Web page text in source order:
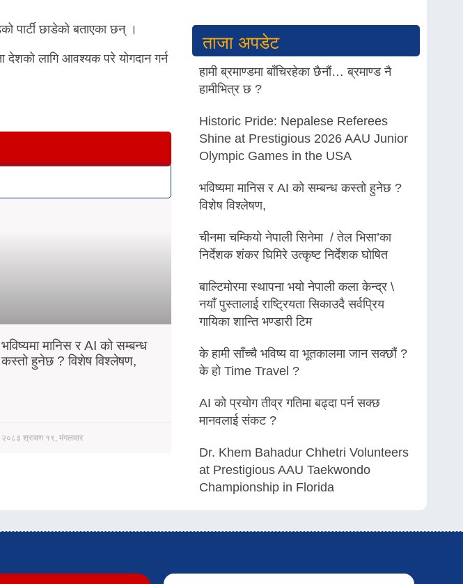
पार्टी छाडेको बताएका छन् ।
लागि आवश्यक परे योगदान गर्न
भविष्यमा मानिस र AI को सम्बन्ध
कस्तो हुनेछ ? विशेष विश्लेषण,
२०८३ श्रावण १९, मंगलवार
ताजा अपडेट
हामी ब्रमाण्डमा बाँचिरहेका छैनौं… ब्रमाण्ड नै
हामीभित्र छ ?
Historic Pride: Nepalese Referees
Shine at Prestigious 2026 AAU Junior
Olympic Games in the USA
भविष्यमा मानिस र AI को सम्बन्ध कस्तो हुनेछ ?
विशेष विश्लेषण,
चीनमा चम्कियो नेपाली सिनेमा / तेल भिसा’का
निर्देशक शंकर घिमिरे उत्कृष्ट निर्देशक घोषित
बाल्टिमोरमा स्थापना भयो नेपाली कला केन्द्र \
नयाँ पुस्तालाई राष्ट्रियता सिकाउदै सर्वप्रिय
गायिका शान्ति भण्डारी टिम
के हामी साँच्चै भविष्य वा भूतकालमा जान सक्छौं ?
के हो Time Travel ?
AI को प्रयोग तीव्र गतिमा बढ्दा पर्न सक्छ
मानवलाई संकट ?
Dr. Khem Bahadur Chhetri Volunteers
at Prestigious AAU Taekwondo
Championship in Florida